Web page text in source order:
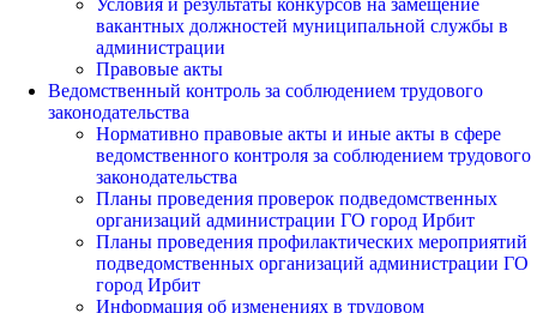
Условия и результаты конкурсов на замещение
вакантных должностей муниципальной службы в
администрации
Правовые акты
Ведомственный контроль за соблюдением трудового
законодательства
Нормативно правовые акты и иные акты в сфере
ведомственного контроля за соблюдением трудового
законодательства
Планы проведения проверок подведомственных
организаций администрации ГО город Ирбит
Планы проведения профилактических мероприятий
подведомственных организаций администрации ГО
город Ирбит
Информация об изменениях в трудовом